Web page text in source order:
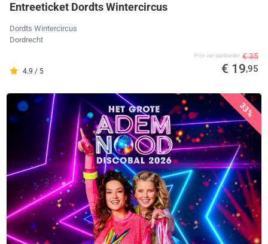
Entreeticket Dordts Wintercircus
Dordts Wintercircus
Dordrecht
4.9 / 5
Prijs van aanbieder € 35
€ 19,95
33%